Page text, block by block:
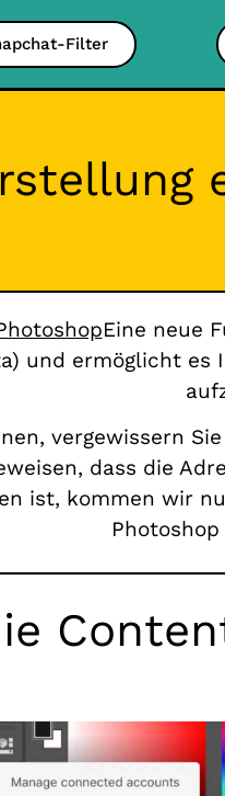
Filter
Eine neue
und ermöglicht
vergewissern
dass die
ist, kommen wir